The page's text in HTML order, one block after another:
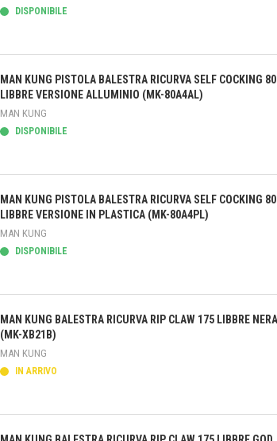
DISPONIBILE
MAN KUNG PISTOLA BALESTRA RICURVA SELF COCKING 80
LIBBRE VERSIONE ALLUMINIO (MK-80A4AL)
MAN KUNG
DISPONIBILE
MAN KUNG PISTOLA BALESTRA RICURVA SELF COCKING 80
LIBBRE VERSIONE IN PLASTICA (MK-80A4PL)
MAN KUNG
DISPONIBILE
MAN KUNG BALESTRA RICURVA RIP CLAW 175 LIBBRE NERA
(MK-XB21B)
MAN KUNG
IN ARRIVO